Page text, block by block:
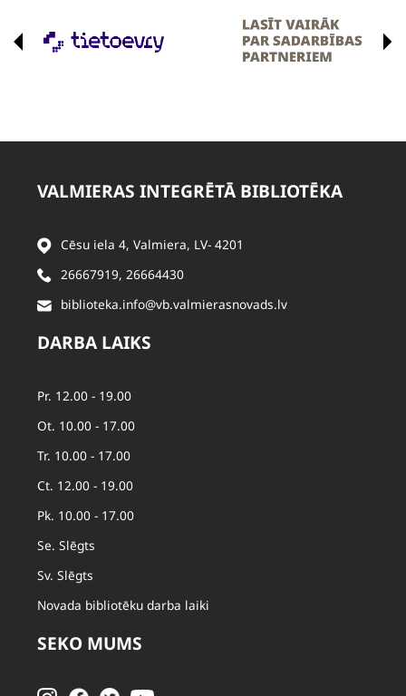
VALMIERAS INTEGRĒTĀ BIBLIOTĒKA
Cēsu iela 4, Valmiera, LV- 4201
26667919, 26664430
biblioteka.info@vb.valmierasnovads.lv
DARBA LAIKS
Pr. 12.00 - 19.00
Ot. 10.00 - 17.00
Tr. 10.00 - 17.00
Ct. 12.00 - 19.00
Pk. 10.00 - 17.00
Se. Slēgts
Sv. Slēgts
Novada bibliotēku darba laiki
SEKO MUMS